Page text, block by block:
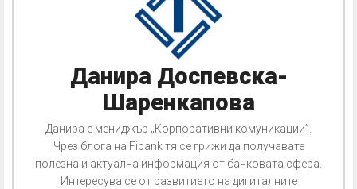
Данира Доспевска-
Шаренкапова
Данира е мениджър „Корпоративни комуникации”.
Чрез блога на Fibank тя се грижи да получавате
полезна и актуална информация от банковата сфера.
Интересува се от развитието на дигиталните